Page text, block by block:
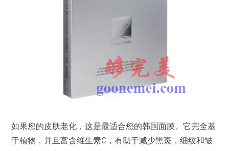
如果您的皮肤老化，这是最适合您的韩国面膜。它完全基
于植物，并且富含维生素C，有助于减少黑斑，细纹和皱